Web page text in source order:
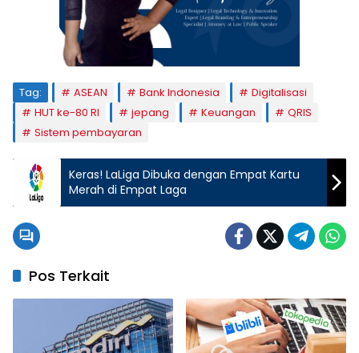
Tag: ASEAN Bank Indonesia
Digitalisasi
HUT ke-80 RI
jepang Keuangan
QRIS
Sistem pembayaran
Keras! LaLiga Dibuka dengan Empat Kartu
Merah di Empat Laga
Pos Terkait